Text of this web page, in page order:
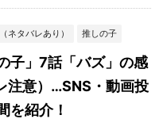
ネタバレあり） 推しの子
子」7話「バズ」の感
注意）…SNS・動画投
を紹介！